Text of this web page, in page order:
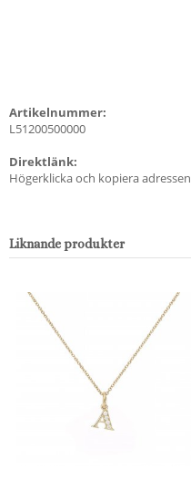
Artikelnummer:
L51200500000
Direktlänk:
Högerklicka och kopiera adressen
Liknande produkter